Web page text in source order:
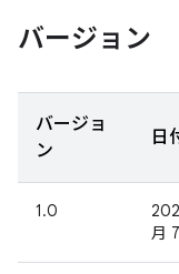
バージョン
バージョ
ン
日
1.0
月